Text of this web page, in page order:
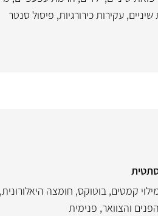
, עקירות כירורגיות, פיסול סנטר
קמטים, בוטוקס, חומצה היאלורונית,
והצוואר, פנימית